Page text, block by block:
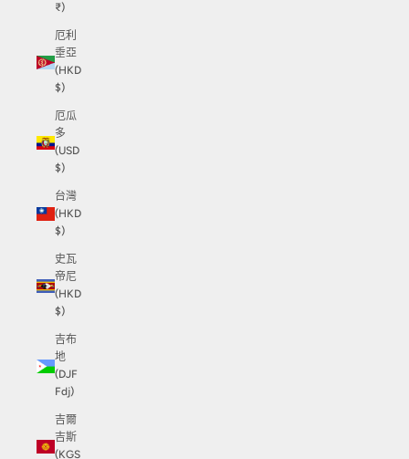
₹)
厄利
垂亞
(HKD
$)
厄瓜
多
(USD
$)
台灣
(HKD
$)
史瓦
帝尼
(HKD
$)
吉布
地
(DJF
Fdj)
吉爾
吉斯
(KGS